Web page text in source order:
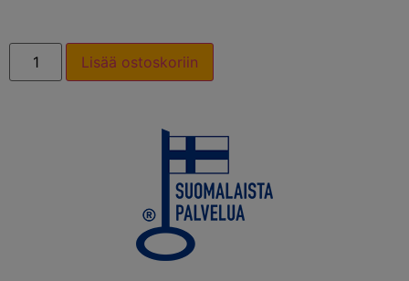
Lisää ostoskoriin